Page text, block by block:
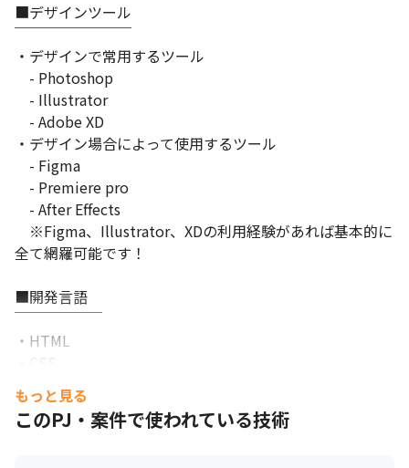
■デザインツール
￣￣￣￣￣￣￣￣
・デザインで常用するツール
- Photoshop
- Illustrator
- Adobe XD
・デザイン場合によって使用するツール
- Figma
- Premiere pro
- After Effects
※Figma、Illustrator、XDの利用経験があれば基本的に
全て網羅可能です！
■開発言語
￣￣￣￣￣￣
・HTML
・CSS
・JavaScript（Vue.js）
※HTML, CSSについてはコーディング経験/知識があると
もっと見る
このPJ・案件で使われている技術